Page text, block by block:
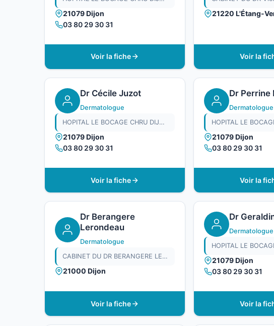
21079 Dijon
03 80 29 30 31
Voir la fiche
21220 L'Étang-
Voir la
Dr Cécile Juzot
Dermatologue
HOPITAL LE BOCAGE CHRU DIJON
21079 Dijon
03 80 29 30 31
Voir la fiche
Dr Perrine
Dermatologue
21079 Dijon
03 80 29 30 31
Voir la
Dr Berangere
Lerondeau
Dermatologue
CABINET DU DR BERANGERE LERONDEAU
21000 Dijon
Voir la fiche
Dr
Dermatologue
21079 Dijon
03 80 29 30 31
Voir la